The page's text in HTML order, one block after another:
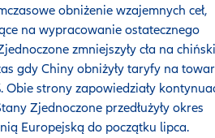
obniżenie wzajemnych ceł,
na wypracowanie ostatecznego
zmniejszyły cła na
gdy Chiny obniżyły taryfy na
Obie strony zapowiedziały
Zjednoczone przedłużyły okres
Europejską do początku lipca.